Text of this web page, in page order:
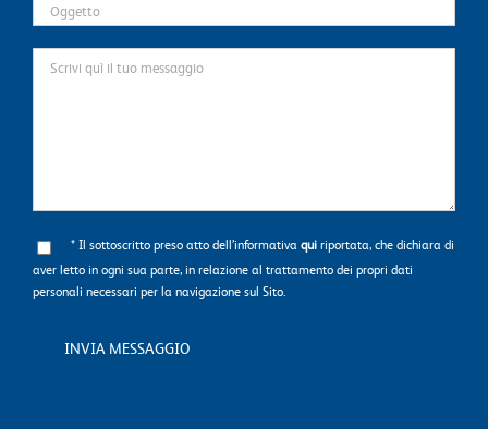
* Il sottoscritto preso atto dell’informativaquiriportata, che dichiara di
aver letto in ogni sua parte, in relazione al trattamento dei propri dati
personali necessari per la navigazione sul Sito.